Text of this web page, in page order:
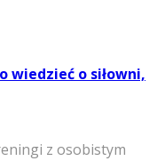
wiedzieć o siłowni,
z osobistym